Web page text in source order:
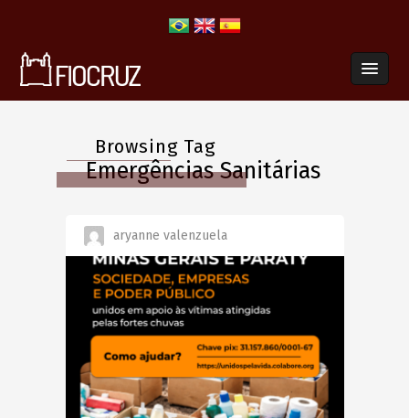
Browsing Tag
Emergências Sanitárias
aryanne valenzuela